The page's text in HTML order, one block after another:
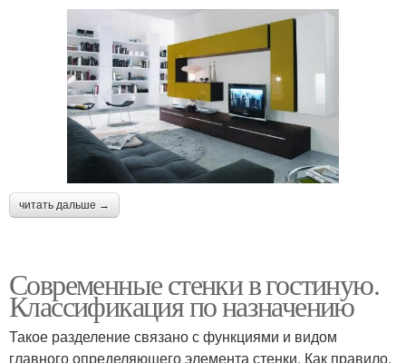
читать дальше →
Современные стенки в гостиную.
Классификация по назначению
Такое разделение связано с функциями и видом
главного определяющего элемента стенки. Как правило,